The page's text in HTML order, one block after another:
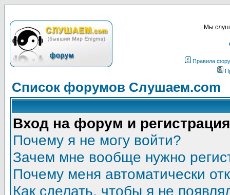
Мы
Правила
Список форумов Слушаем.com
Вход на форум и регистрация
Почему я не могу войти?
Зачем мне вообще нужно
Почему меня автоматически
Как сделать, чтобы я не